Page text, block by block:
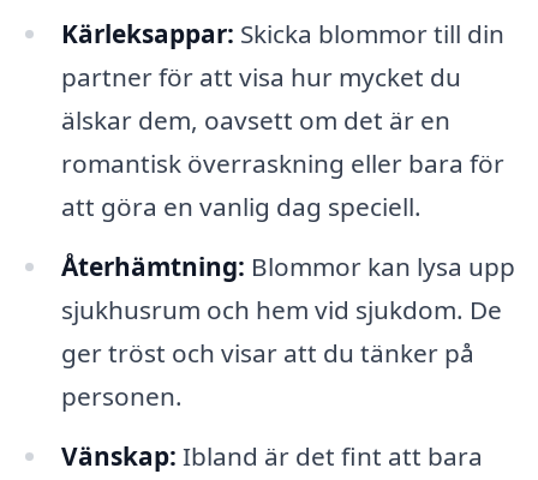
Kärleksappar: Skicka blommor till din
partner för att visa hur mycket du
älskar dem, oavsett om det är en
romantisk överraskning eller bara för
att göra en vanlig dag speciell.
Återhämtning: Blommor kan lysa upp
sjukhusrum och hem vid sjukdom. De
ger tröst och visar att du tänker på
personen.
Vänskap: Ibland är det fint att bara